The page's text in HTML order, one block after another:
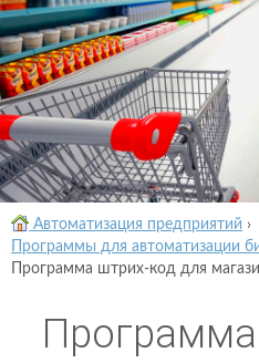
Автоматизация предприятий ›
Программы для автоматизации
Программа штрих-код для